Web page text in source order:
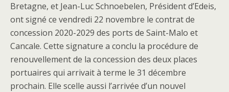
Bretagne, et Jean-Luc Schnoebelen, Président d’Edeis,
ont signé ce vendredi 22 novembre le contrat de
concession 2020-2029 des ports de Saint-Malo et
Cancale. Cette signature a conclu la procédure de
renouvellement de la concession des deux places
portuaires qui arrivait à terme le 31 décembre
prochain. Elle scelle aussi l’arrivée d’un nouvel